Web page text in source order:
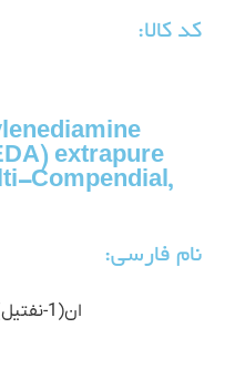
کد کالا:
extrapure
Compendial,
نام فارسی:
ان(1-